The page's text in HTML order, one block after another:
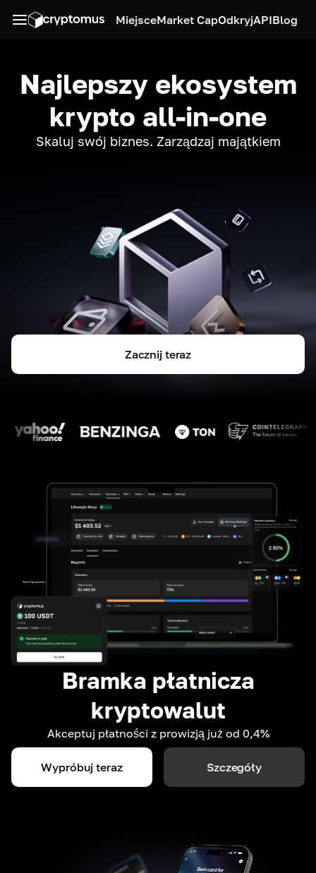
MiejsceMarket CapOdkryjAPIBlog
Najlepszy ekosystem
krypto all-in-one
Skaluj swój biznes. Zarządzaj majątkiem
Zacznij teraz
Bramka płatnicza
kryptowalut
Akceptuj płatności z prowizją już od 0,4%
Wypróbuj teraz Szczegóły